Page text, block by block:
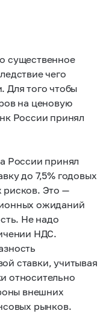
существенное
чего
Для того чтобы
на ценовую
России принял
России принял
до 7,5% годовых
рисков. Это —
ожиданий
Не надо
НДС.
ставки, учитывая
относительно
внешних
рынков.